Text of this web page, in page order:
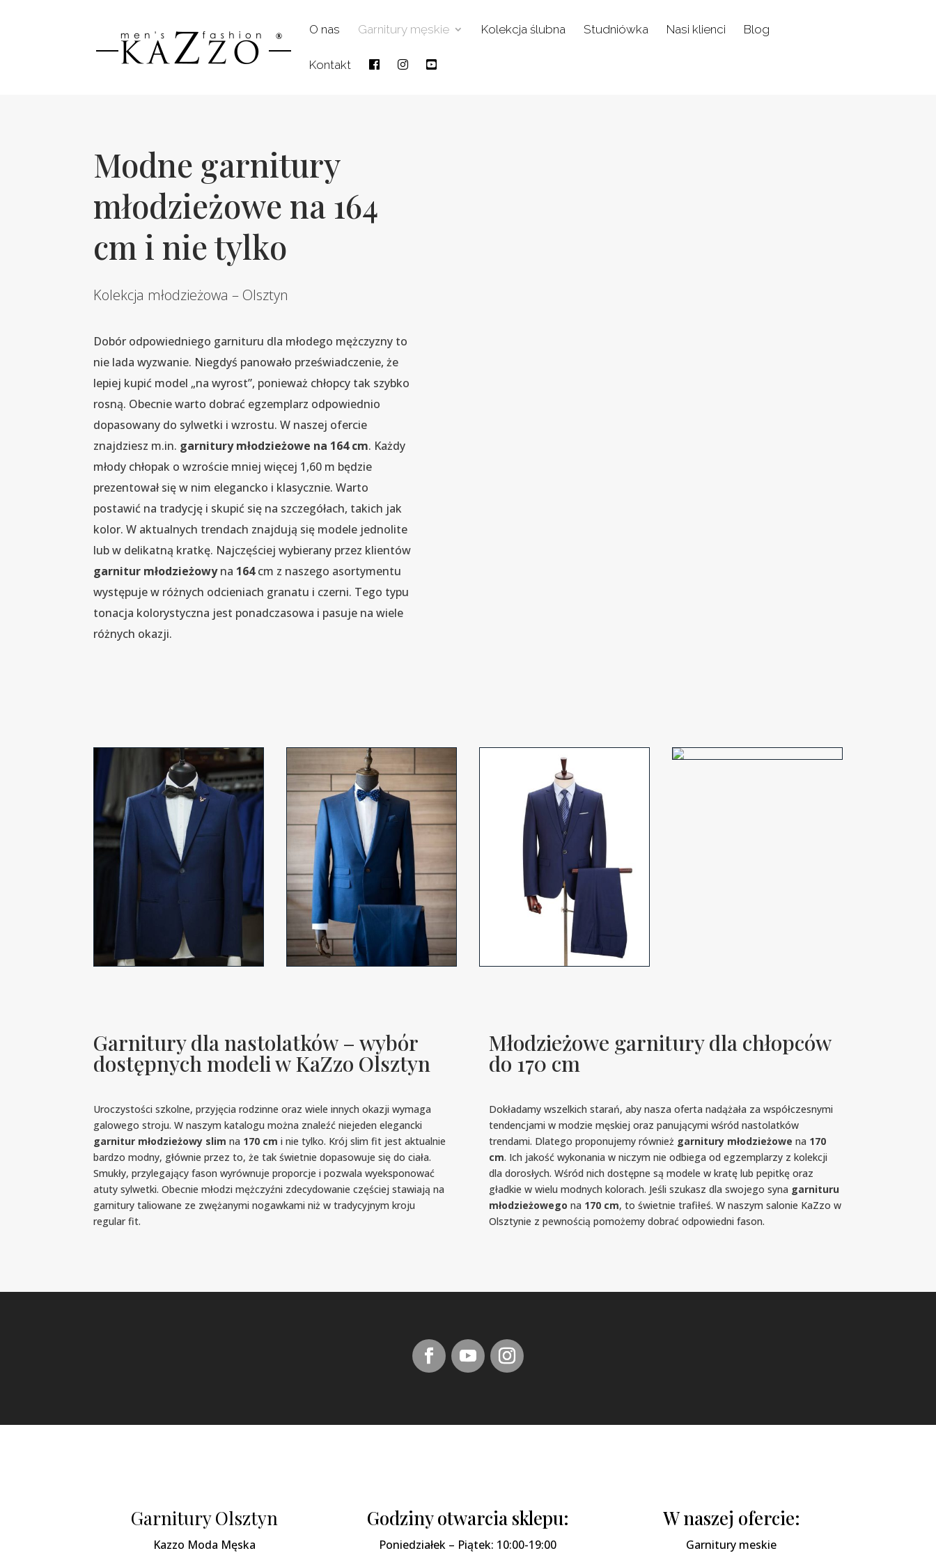
O nas Garnitury męskie Kolekcja ślubna Studniówka Nasi klienci Blog
Kontakt
Modne garnitury
młodzieżowe na 164
cm i nie tylko
Kolekcja młodzieżowa – Olsztyn
Dobór odpowiedniego garnituru dla młodego mężczyzny to
nie lada wyzwanie. Niegdyś panowało przeświadczenie, że
lepiej kupić model „na wyrost”, ponieważ chłopcy tak szybko
rosną. Obecnie warto dobrać egzemplarz odpowiednio
dopasowany do sylwetki i wzrostu. W naszej ofercie
znajdziesz m.in. garnitury młodzieżowe na 164 cm. Każdy
młody chłopak o wzroście mniej więcej 1,60 m będzie
prezentował się w nim elegancko i klasycznie. Warto
postawić na tradycję i skupić się na szczegółach, takich jak
kolor. W aktualnych trendach znajdują się modele jednolite
lub w delikatną kratkę. Najczęściej wybierany przez klientów
garnitur młodzieżowyna 164cm z naszego asortymentu
występuje w różnych odcieniach granatu i czerni. Tego typu
tonacja kolorystyczna jest ponadczasowa i pasuje na wiele
różnych okazji.
Garnitury dla nastolatków – wybór
dostępnych modeli w KaZzo Olsztyn
Uroczystości szkolne, przyjęcia rodzinne oraz wiele innych okazji wymaga
galowego stroju. W naszym katalogu można znaleźć niejeden elegancki
garnitur młodzieżowy slim na 170 cm i nie tylko. Krój slim fit jest aktualnie
bardzo modny, głównie przez to, że tak świetnie dopasowuje się do ciała.
Smukły, przylegający fason wyrównuje proporcje i pozwala wyeksponować
atuty sylwetki. Obecnie młodzi mężczyźni zdecydowanie częściej stawiają na
garnitury taliowane ze zwężanymi nogawkami niż w tradycyjnym kroju
regular fit.
Młodzieżowe garnitury dla chłopców
do 170 cm
Dokładamy wszelkich starań, aby nasza oferta nadążała za współczesnymi
tendencjami w modzie męskiej oraz panującymi wśród nastolatków
trendami. Dlatego proponujemy również garnitury młodzieżowe na 170
cm. Ich jakość wykonania w niczym nie odbiega od egzemplarzy z kolekcji
dla dorosłych. Wśród nich dostępne są modele w kratę lub pepitkę oraz
gładkie w wielu modnych kolorach. Jeśli szukasz dla swojego syna garnituru
młodzieżowego na 170 cm, to świetnie trafiłeś. W naszym salonie KaZzo w
Olsztynie z pewnością pomożemy dobrać odpowiedni fason.
Garnitury Olsztyn
Kazzo Moda Męska
Godziny otwarcia sklepu:
Poniedziałek – Piątek: 10:00-19:00
W naszej ofercie:
Garnitury meskie